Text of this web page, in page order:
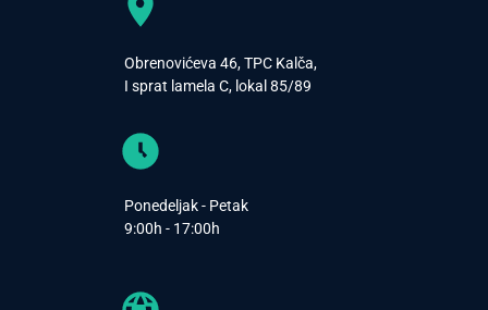
Obrenovićeva 46, TPC Kalča,
I sprat lamela C, lokal 85/89
Ponedeljak - Petak
9:00h - 17:00h